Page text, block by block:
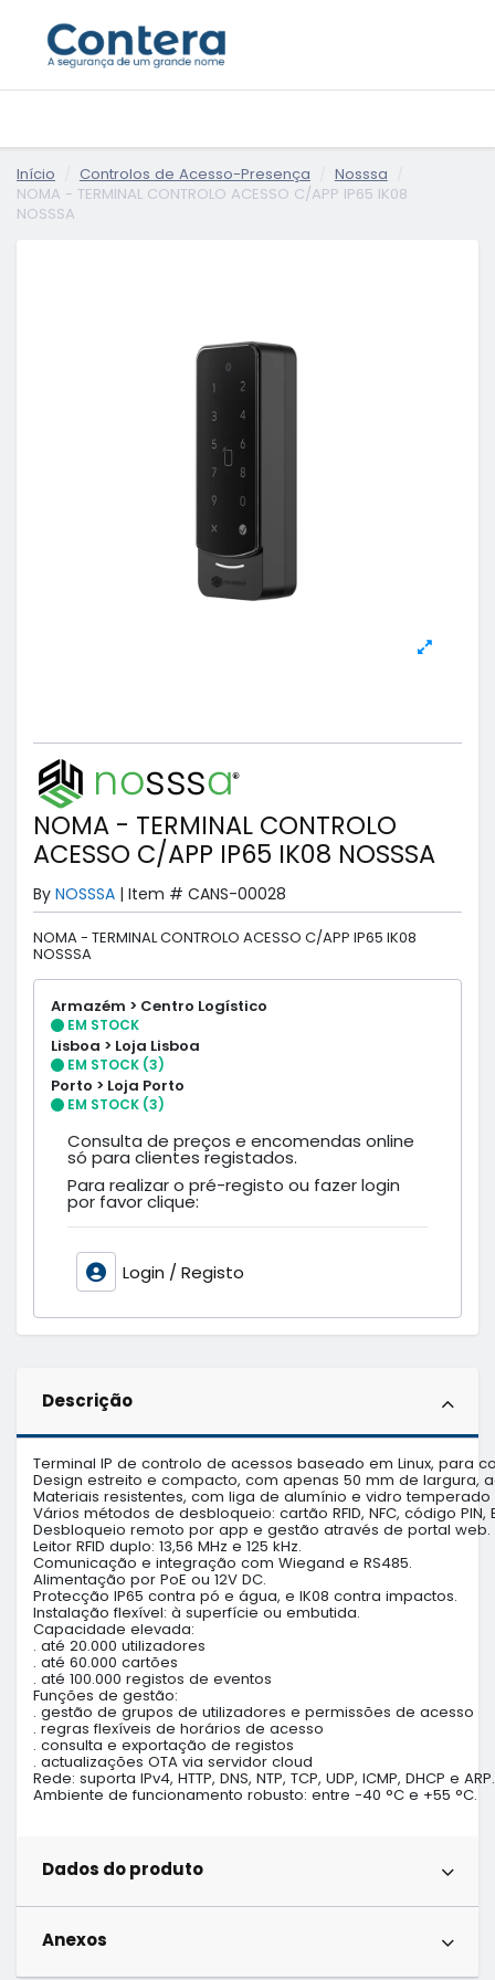
Início Controlos de Acesso-Presença
Nosssa
NOMA - TERMINAL CONTROLO ACESSO C/APP IP65 IK08
NOSSSA
NOMA - TERMINAL CONTROLO
ACESSO C/APP IP65 IK08 NOSSSA
By NOSSSA | Item # CANS-00028
NOMA - TERMINAL CONTROLO ACESSO C/APP IP65 IK08
NOSSSA
Armazém > Centro Logístico
EM STOCK
Lisboa > Loja Lisboa
EM STOCK (3)
Porto > Loja Porto
EM STOCK (3)
Consulta de preços e encomendas online
só para clientes registados.
Para realizar o pré-registo ou fazer login
por favor clique:
Login / Registo
Descrição
Terminal IP de controlo de acessos baseado em Linux, para
Design estreito e compacto, com apenas 50 mm de largura,
Materiais resistentes, com liga de alumínio e vidro temperado
Vários métodos de desbloqueio: cartão RFID, NFC, código
Desbloqueio remoto por app e gestão através de portal web.
Leitor RFID duplo: 13,56 MHz e 125 kHz.
Comunicação e integração com Wiegand e RS485.
Alimentação por PoE ou 12V DC.
Protecção IP65 contra pó e água, e IK08 contra impactos.
Instalação flexível: à superfície ou embutida.
Capacidade elevada:
. até 20.000 utilizadores
. até 60.000 cartões
. até 100.000 registos de eventos
Funções de gestão:
. gestão de grupos de utilizadores e permissões de acesso
. regras flexíveis de horários de acesso
. consulta e exportação de registos
. actualizações OTA via servidor cloud
Rede: suporta IPv4, HTTP, DNS, NTP, TCP, UDP, ICMP, DHCP e ARP.
Ambiente de funcionamento robusto: entre -40 °C e +55 °C.
Dados do produto
Anexos